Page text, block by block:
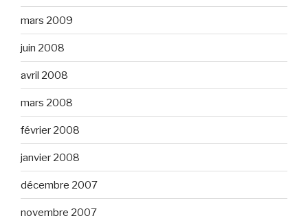
mars 2009
juin 2008
avril 2008
mars 2008
février 2008
janvier 2008
décembre 2007
novembre 2007